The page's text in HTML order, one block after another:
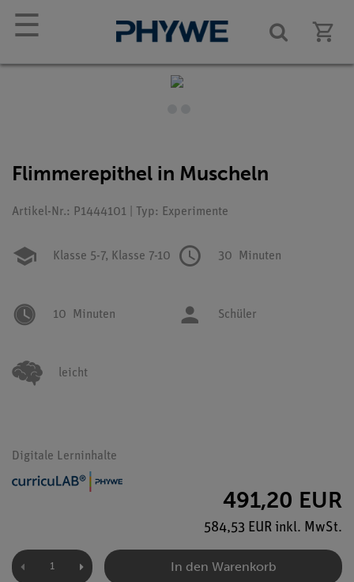
☰
Flimmerepithel in Muscheln
Artikel-Nr.: P1444101 | Typ: Experimente
Klasse 5-7, Klasse 7-10 30 Minuten
10 Minuten Schüler
leicht
Digitale Lerninhalte
491,20 EUR
584,53 EUR inkl. MwSt.
In den Warenkorb